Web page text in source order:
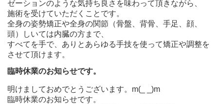
ゼーションのような気持ち良さを味わって頂きながら、
施術を受けていただくことです。
全身の姿勢矯正や全身の関節（骨盤、背骨、手足、顔、
頭）しいては内臓の方まで、
すべてを手で、ありとあらゆる手技を使って矯正や調整を
させて頂けます。
臨時休業のお知らせです。
明けましておめでとうございます。m(_ _)m
臨時休業のお知らせです。